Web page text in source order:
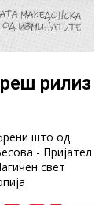
рилиз
што од